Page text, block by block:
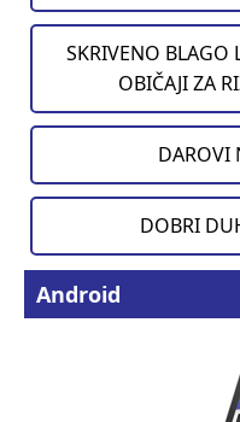
SKRIVENO BLAGO
OBIČAJI ZA
DAROVI
DOBRI
Android